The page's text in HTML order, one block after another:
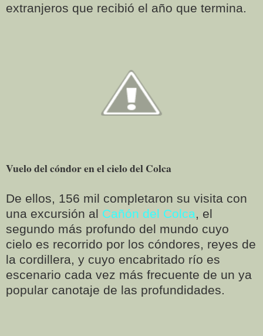
extranjeros que recibió el año que termina.
Vuelo del cóndor en el cielo del Colca
De ellos, 156 mil completaron su visita con
una excursión al Cañón del Colca , el
segundo más profundo del mundo cuyo
cielo es recorrido por los cóndores, reyes de
la cordillera, y cuyo encabritado río es
escenario cada vez más frecuente de un ya
popular canotaje de las profundidades.